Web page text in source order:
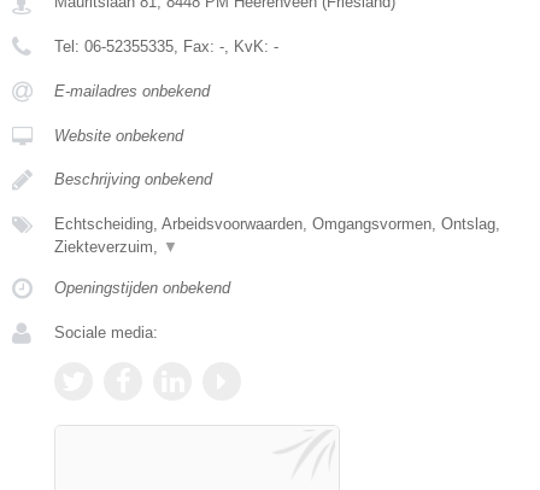
Tel: 06-52355335 , Fax: - , KvK: -
E-mailadres onbekend
Website onbekend
Beschrijving onbekend
Echtscheiding, Arbeidsvoorwaarden, Omgangsvormen, Ontslag,
Ziekteverzuim,
▼
Openingstijden onbekend
Sociale media: